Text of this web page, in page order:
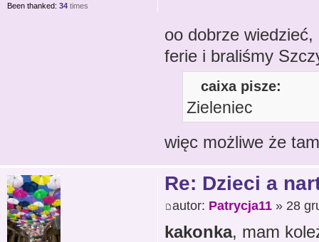
oo dobrze
ferie i braliśmy
caixa pisze:
Zieleniec
więc możliwe że
Been thanked: 34 times
Re: Dzieci a
autor: Patrycja11» 28
kakonka, mam